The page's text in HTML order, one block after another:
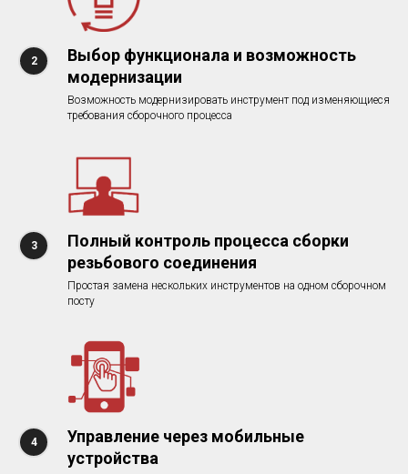
Выбор функционала и возможность
модернизации
Возможность модернизировать инструмент под изменяющиеся
требования сборочного процесса
Полный контроль процесса сборки
резьбового соединения
Простая замена нескольких инструментов на одном сборочном
посту
Управление через мобильные
устройства